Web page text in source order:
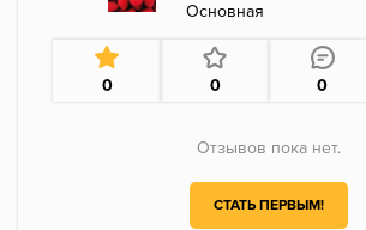
Основная
0 0 0
Отзывов пока нет.
СТАТЬ ПЕРВЫМ!